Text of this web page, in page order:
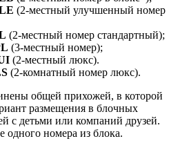
(2-местный улучшенный номер
(2-местный номер стандартный);
(3-местный номер);
(2-местный люкс).
(2-комнатный номер люкс).
общей прихожей, в которой
размещения в блочных
с детьми или компаний друзей.
номера из блока.